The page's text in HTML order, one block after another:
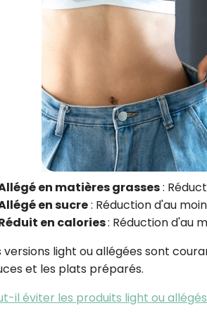
en matières grasses:
en sucre: Réduction d'au
en calories: Réduction d'au
versions light ou allégées sont
et les plats préparés.
il éviter les produits light ou